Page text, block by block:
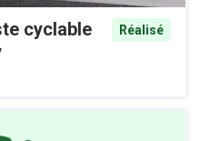
cyclable
Réalisé